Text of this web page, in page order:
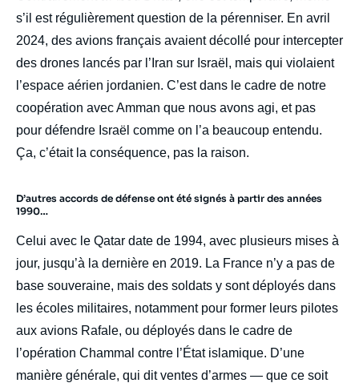
s’il est régulièrement question de la pérenniser. En avril
2024, des avions français avaient décollé pour intercepter
des drones lancés par l’Iran sur Israël, mais qui violaient
l’espace aérien jordanien. C’est dans le cadre de notre
coopération avec Amman que nous avons agi, et pas
pour défendre Israël comme on l’a beaucoup entendu.
Ça, c’était la conséquence, pas la raison.
D’autres accords de défense ont été signés à partir des années
1990…
Celui avec le Qatar date de 1994, avec plusieurs mises à
jour, jusqu’à la dernière en 2019. La France n’y a pas de
base souveraine, mais des soldats y sont déployés dans
les écoles militaires, notamment pour former leurs pilotes
aux avions Rafale, ou déployés dans le cadre de
l’opération Chammal contre l’État islamique. D’une
manière générale, qui dit ventes d’armes — que ce soit